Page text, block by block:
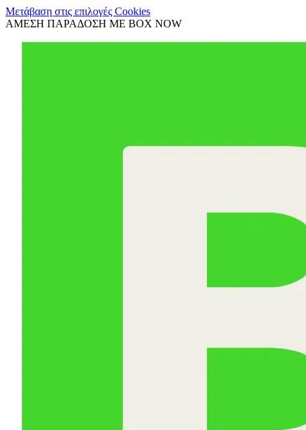
Μετάβαση στις επιλογές Cookies
ΑΜΕΣΗ ΠΑΡΑΔΟΣΗ ΜΕ BOX NOW